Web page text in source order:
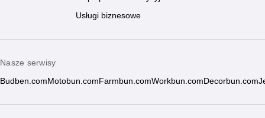
Usługi biznesowe
Nasze serwisy
Budben.com Motobun.com Farmbun.comWorkbun.com Decorbun.com